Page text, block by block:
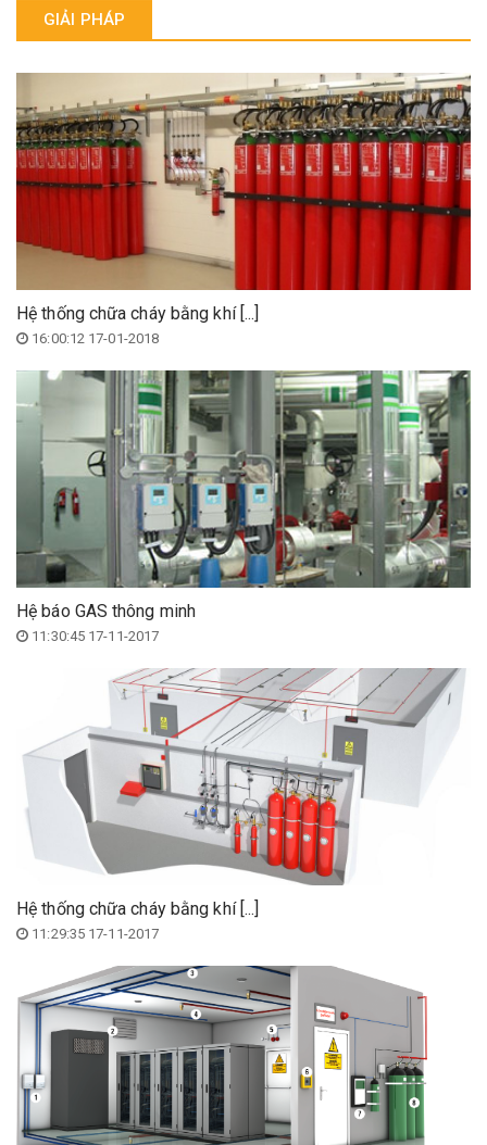
GIẢI PHÁP
Hệ thống chữa cháy bằng khí [...]
16:00:12 17-01-2018
Hệ báo GAS thông minh
11:30:45 17-11-2017
Hệ thống chữa cháy bằng khí [...]
11:29:35 17-11-2017